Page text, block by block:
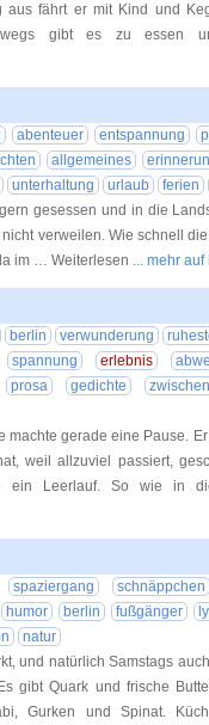
aus fährt er mit Kind und
gibt es zu essen
abenteuer entspannung
allgemeines
unterhaltung urlaub
ferien
gesessen und in die
verweilen. Wie schnell
im … Weiterlesen ... mehr
berlin verwunderung
spannung erlebnis
prosa gedichte
machte gerade eine Pause.
weil allzuviel passiert,
ein Leerlauf. So wie in
spaziergang
schnäppchen
humor berlin fußgänger
natur
und natürlich Samstags
gibt Quark und frische
Gurken und Spinat.